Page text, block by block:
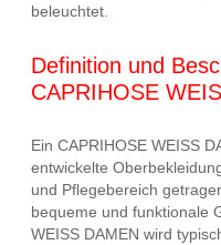
beleuchtet.
Definition und
CAPRIHOSE
Ein CAPRIHOSE WEISS
entwickelte
und Pflegebereich
bequeme und funktionale
WEISS DAMEN wird